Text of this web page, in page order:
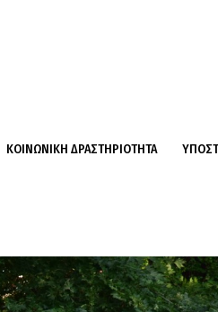
ΚΟΙΝΩΝΙΚΉ ΔΡΑΣΤΗΡΙΌΤΗΤΑ